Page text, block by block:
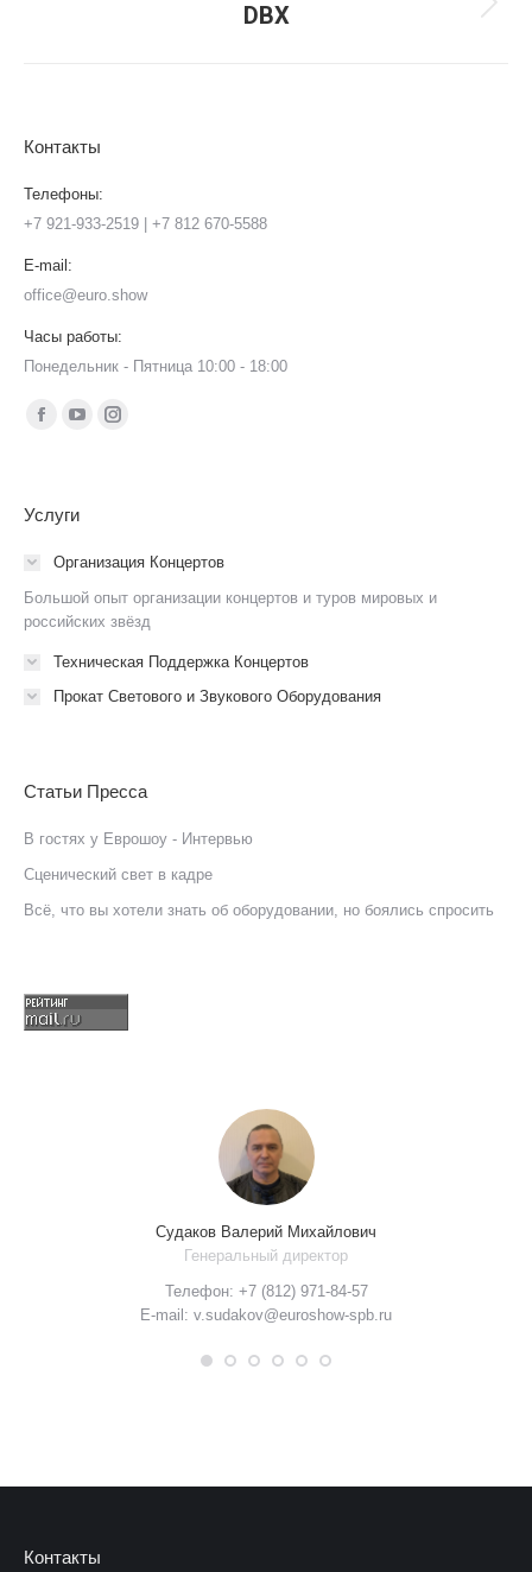
Next
DBX
Контакты
Телефоны:
+7 921-933-2519 | +7 812 670-5588
E-mail:
office@euro.show
Часы работы:
Понедельник - Пятница 10:00 - 18:00
Ищите нас:
Страница
в
Страница
в
Страница
Услуги
Организация Концертов
Большой опыт организации концертов и туров мировых и
российских звёзд
Техническая Поддержка Концертов
Прокат Светового и Звукового Оборудования
Статьи Пресса
В гостях у Еврошоу - Интервью
Сценический свет в кадре
Всё, что вы хотели знать об оборудовании, но боялись спросить
Судаков Валерий Михайлович
Генеральный директор
Телефон: +7 (812) 971-84-57
E-mail: v.sudakov@euroshow-spb.ru
Контакты